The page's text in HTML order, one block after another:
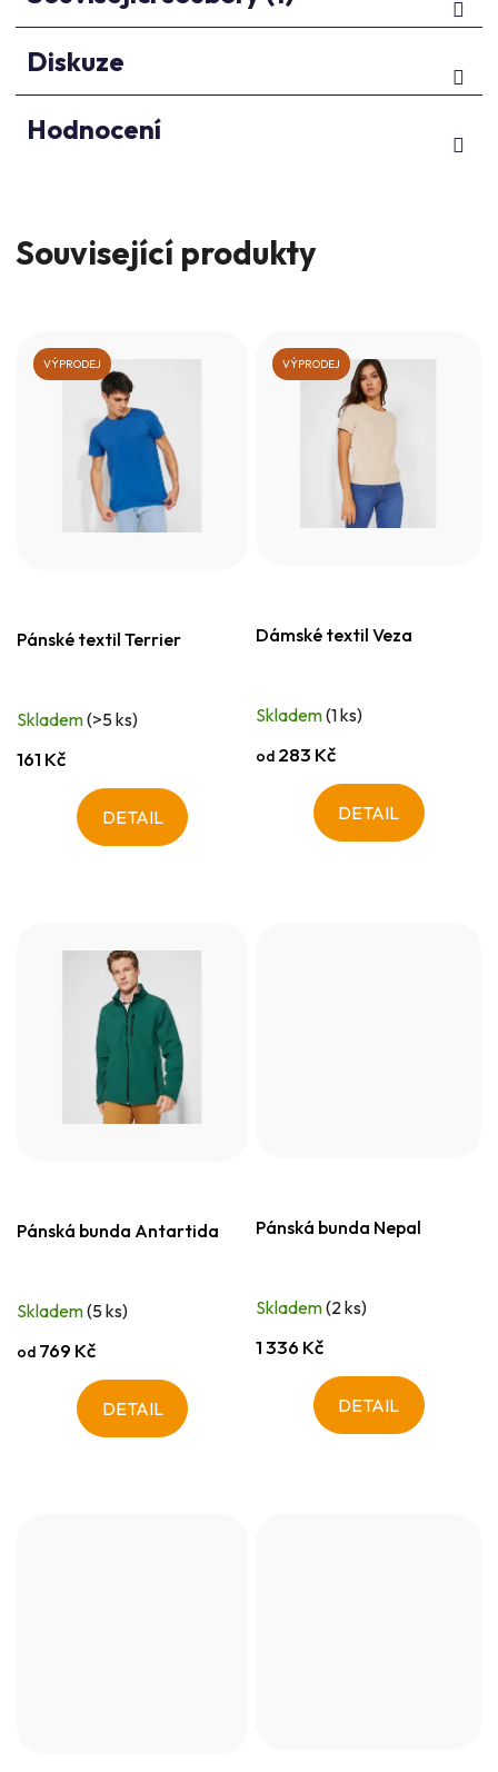
Diskuze
Hodnocení
Související produkty
VÝPRODEJ
Pánské textil Terrier
Skladem(>5 ks)
161 Kč
DETAIL
VÝPRODEJ
Dámské textil Veza
Skladem(1 ks)
od 283 Kč
DETAIL
Pánská bunda Antartida
Skladem(5 ks)
od 769 Kč
DETAIL
Pánská bunda Nepal
Skladem(2 ks)
1 336 Kč
DETAIL